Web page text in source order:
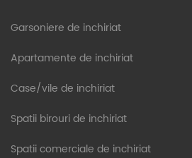
Garsoniere de inchiriat
Apartamente de inchiriat
Case/vile de inchiriat
Spatii birouri de inchiriat
Spatii comerciale de inchiriat